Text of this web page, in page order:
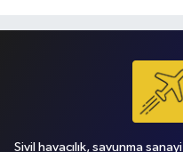
Sivil havacılık, savunma